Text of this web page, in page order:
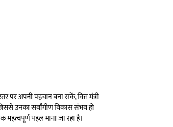
पर अपनी पहचान बना सकें, वित्त मंत्री
उनका सर्वांगीण विकास संभव हो
पहल माना जा रहा है।